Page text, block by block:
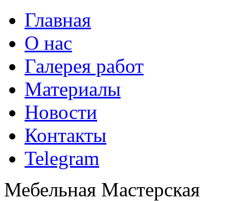
Главная
О нас
Галерея работ
Материалы
Новости
Контакты
Telegram
Мебельная Мастерская